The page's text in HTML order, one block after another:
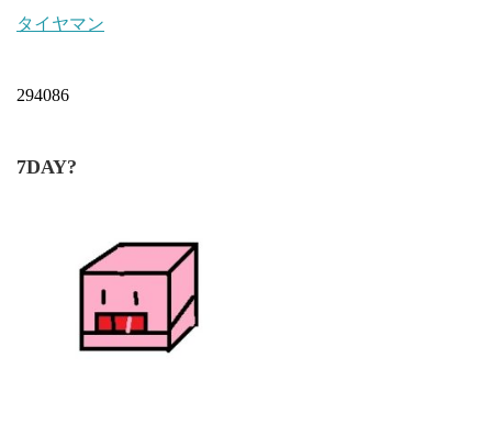
タイヤマン
294086
7DAY?